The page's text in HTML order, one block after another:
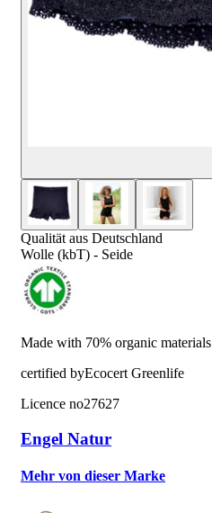
Qualität aus Deutschland
Wolle (kbT) - Seide
Made with 70% organic materials
certified byEcocert Greenlife
Licence no27627
Engel Natur
Mehr von dieser Marke